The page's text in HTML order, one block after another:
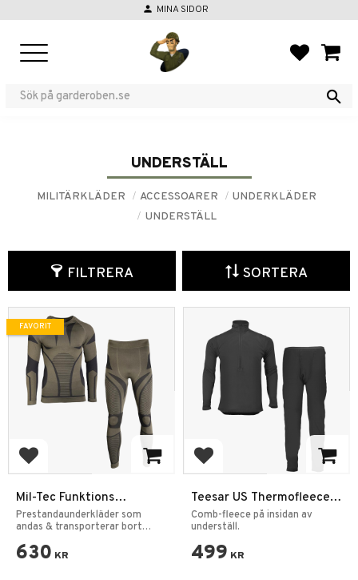
person MINA SIDOR
UNDERSTÄLL
MILITÄRKLÄDER ACCESSOARER
UNDERKLÄDER
UNDERSTÄLL
FILTRERA SORTERA
Lägg till i favoriter
Mil-Tec Funktions
Underställ Performance
4-vägs stretch
Prestandaunderkläder som
andas & transporterar bort
630 KR
FAVORIT
Lägg till i favoriter
Teesar US Thermofleece
Underställ GEN 3
Comb-fleece på insidan av
underställ.
499 KR